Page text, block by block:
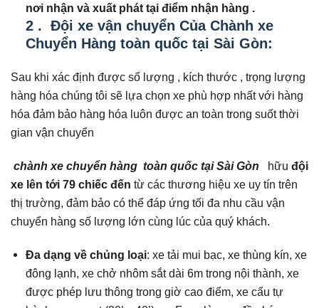
nơi nhận và xuất phát tại điểm nhận hàng .
2 . Đội xe vận chuyển Của Chành xe
Chuyển Hàng toàn quốc tại Sài Gòn:
Sau khi xác định được số lượng , kích thước , trọng lượng
hàng hóa chúng tôi sẽ lựa chọn xe phù hợp nhất với hàng
hóa đảm bảo hàng hóa luôn được an toàn trong suốt thời
gian vận chuyển
chành xe chuyển hàng toàn quốc tại Sài Gòn hữu đội
xe lên tới 79 chiếc đến từ các thương hiệu xe uy tín trên
thị trường, đảm bảo có thể đáp ứng tối đa nhu cầu vận
chuyển hàng số lượng lớn cùng lúc của quý khách.
Đa dạng về chủng loại: xe tải mui bạc, xe thùng kín, xe
đông lạnh, xe chở nhôm sắt dài 6m trong nội thành, xe
được phép lưu thông trong giờ cao điểm, xe cẩu tự